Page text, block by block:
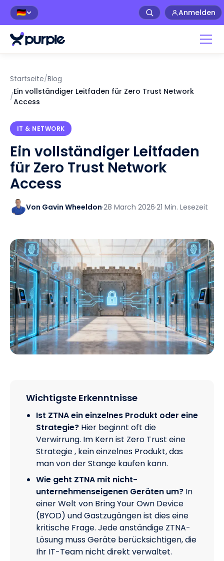
🇩🇪 Anmelden
Startseite/Blog
/
Ein vollständiger Leitfaden für Zero Trust Network
Access
IT & NETWORK
Ein vollständiger Leitfaden
für Zero Trust Network
Access
Von Gavin Wheeldon·28 March 2026·21 Min. Lesezeit
Wichtigste Erkenntnisse
Ist ZTNA ein einzelnes Produkt oder eine
Strategie? Hier beginnt oft die
Verwirrung. Im Kern ist Zero Trust eine
Strategie , kein einzelnes Produkt, das
man von der Stange kaufen kann.
Wie geht ZTNA mit nicht-
unternehmenseigenen Geräten um? In
einer Welt von Bring Your Own Device
(BYOD) und Gastzugängen ist dies eine
kritische Frage. Jede anständige ZTNA-
Lösung muss Geräte berücksichtigen, die
Ihr IT-Team nicht direkt verwaltet.